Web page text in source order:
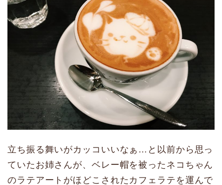
立ち振る舞いがカッコいいなぁ…と以前から思っ
ていたお姉さんが、ベレー帽を被ったネコちゃん
のラテアートがほどこされたカフェラテを運んで